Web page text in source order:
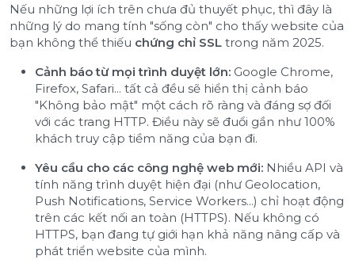
Nếu những lợi ích trên chưa đủ thuyết phục, thì đây là
những lý do mang tính "sống còn" cho thấy website của
bạn không thể thiếu chứng chỉ SSL trong năm 2025.
Cảnh báo từ mọi trình duyệt lớn: Google Chrome,
Firefox, Safari... tất cả đều sẽ hiển thị cảnh báo
"Không bảo mật" một cách rõ ràng và đáng sợ đối
với các trang HTTP. Điều này sẽ đuổi gần như 100%
khách truy cập tiềm năng của bạn đi.
Yêu cầu cho các công nghệ web mới: Nhiều API và
tính năng trình duyệt hiện đại (như Geolocation,
Push Notifications, Service Workers...) chỉ hoạt động
trên các kết nối an toàn (HTTPS). Nếu không có
HTTPS, bạn đang tự giới hạn khả năng nâng cấp và
phát triển website của mình.